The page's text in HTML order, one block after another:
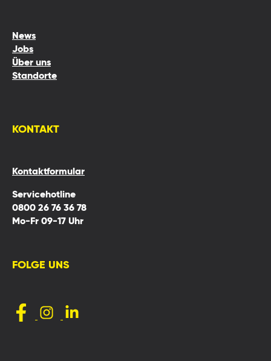
News
Jobs
Über uns
Standorte
KONTAKT
Kontaktformular
Servicehotline
0800 26 76 36 78
Mo-Fr 09-17 Uhr
FOLGE UNS